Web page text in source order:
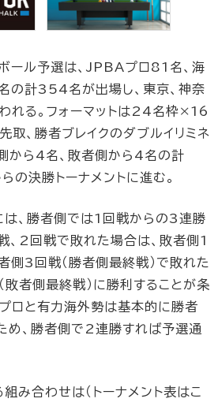
ール予選は、JPBAプロ81名、海
の計354名が出場し、東京、神奈
れる。フォーマットは24名枠×16
取、勝者ブレイクのダブルイリミネ
から4名、敗者側から4名の計
の決勝トーナメントに進む。
は、勝者側では1回戦からの3連勝
、2回戦で敗れた場合は、敗者側1
側3回戦（勝者側最終戦）で敗れた
敗者側最終戦）に勝利することが条
ロと有力海外勢は基本的に勝者
め、勝者側で2連勝すれば予選通
み合わせは（トーナメント表はこ